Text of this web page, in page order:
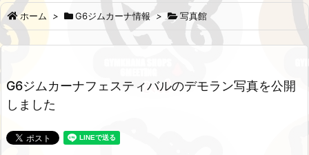
ホーム > G6ジムカーナ情報 > 写真館
G6ジムカーナフェスティバルのデモラン写真を公開
しました